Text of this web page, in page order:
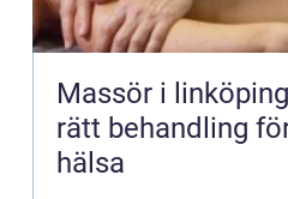
Massör i linköping så hittar du
rätt behandling
hälsa